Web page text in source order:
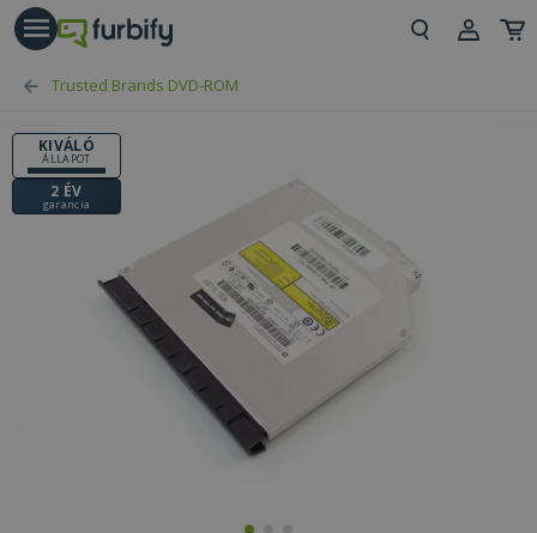
Trusted Brands DVD-ROM
KIVÁLÓ
ÁLLAPOT
2 ÉV
garancia
gomb